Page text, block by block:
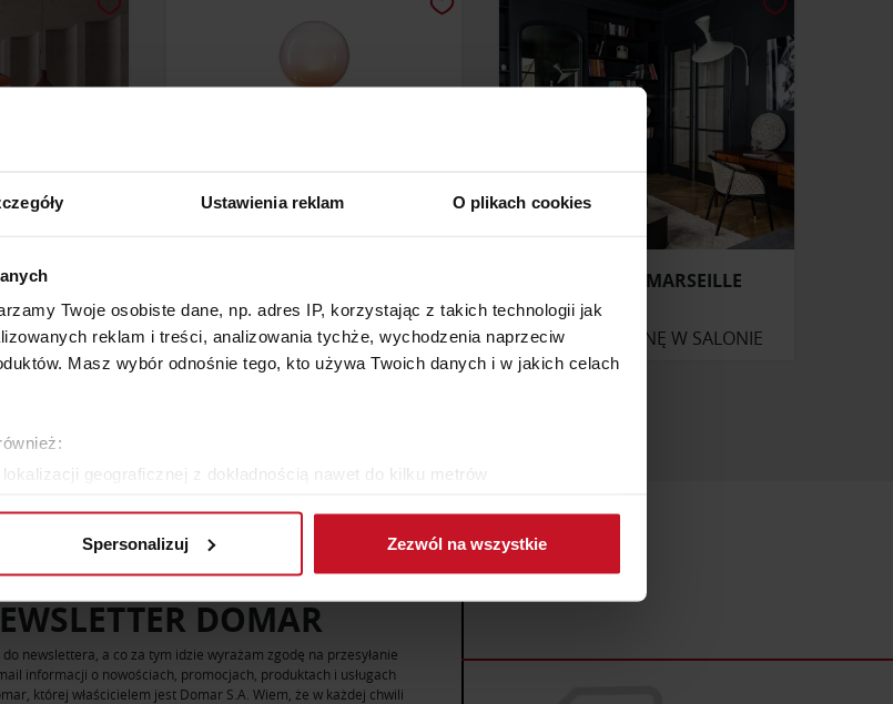
Ustawienia reklam O plikach cookies
Twoje osobiste dane, np. adres IP, korzystając z takich technologii jak
reklam i treści, analizowania tychże, wychodzenia naprzeciw
Masz wybór odnośnie tego, kto używa Twoich danych i w jakich celach
geograficznej z dokładnością nawet do kilku metrów
osobiste dane są przetwarzane oraz ustaw własne preferencje w
treści i reklam, aby oferować funkcje społecznościowe i analizować
korzystasz z naszej witryny, udostępniamy partnerom społecznościowym,
połączyć te informacje z innymi danymi otrzymanymi od Ciebie lub
Spersonalizuj Zezwól na wszystkie
CONA 01
W SALONIE
PHENOMENA
ZAPYTAJ O CENĘ W SALONIE
LAMPA DE MARSEILLE
ZAPYTAJ O CENĘ W SALONIE
DOMAR
do newslettera, a co za tym idzie wyrażam zgodę na przesyłanie
informacji o nowościach, promocjach, produktach i usługach
której właścicielem jest Domar S.A. Wiem, że w każdej chwili